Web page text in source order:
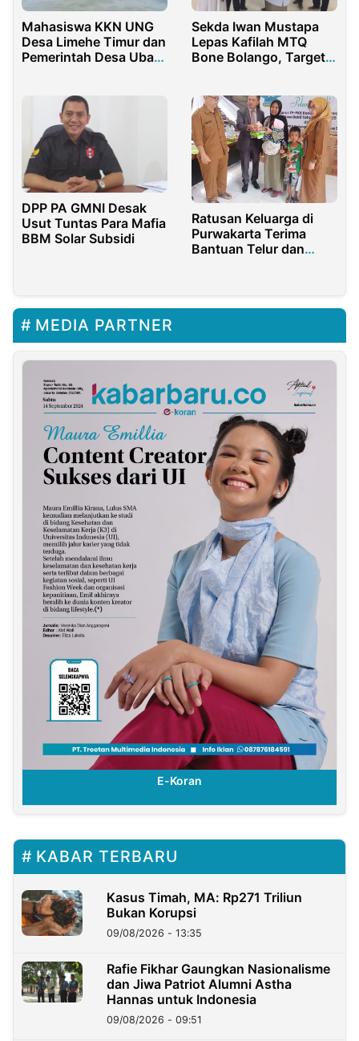
Mahasiswa KKN UNG
Desa Limehe Timur dan
Pemerintah Desa Ubah
Ekonomis
Sekda Iwan Mustapa
Lepas Kafilah MTQ
Bone Bolango, Target
DPP PA GMNI Desak
Usut Tuntas Para Mafia
BBM Solar Subsidi
Ratusan Keluarga di
Purwakarta Terima
Bantuan Telur dan
MEDIA PARTNER
E-Koran
KABAR TERBARU
Kasus Timah, MA: Rp271 Triliun
Bukan Korupsi
09/08/2026 - 13:35
Rafie Fikhar Gaungkan Nasionalisme
dan Jiwa Patriot Alumni Astha
Hannas untuk Indonesia
09/08/2026 - 09:51